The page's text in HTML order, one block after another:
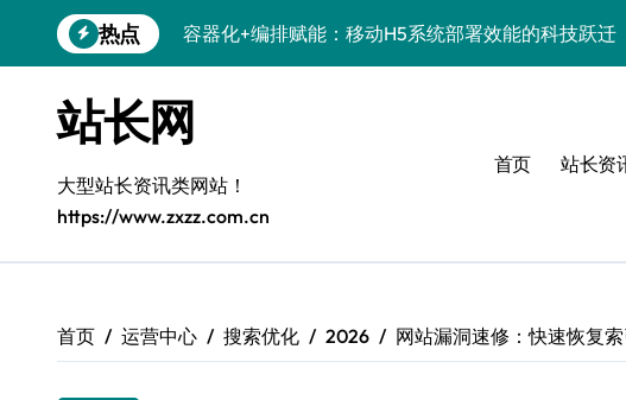
到
热点
科技赋能：系统优化+容器编排打造服务器高效运维实
科技赋能：系统容器智能优化，高效编排促服务器性
弹性架构赋能精准计算，重塑云端体验
Windows开发环境搭建：运行库管理全攻略
鸿蒙云架构下弹性计算优化探索
计算机视觉索引漏洞深度剖析与修复
站长网
大型站长资讯类网站！
https://www.zxzz.com.cn
首页 站长资
首页 运营中心 搜索优化 2026 网站漏洞速修：快速恢复